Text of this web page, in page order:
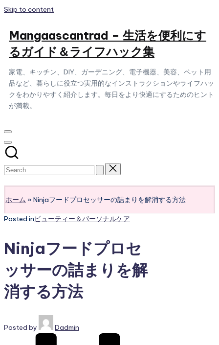
Skip to content
Mangaascantrad – 生活を便利にす
るガイド＆ライフハック集
家電、キッチン、DIY、ガーデニング、電子機器、美容、ペット用
品など、暮らしに役立つ実用的なインストラクションやライフハッ
クをわかりやすく紹介します。毎日をより快適にするためのヒント
が満載。
ホーム » Ninjaフードプロセッサーの詰まりを解消する方法
Posted inビューティー＆パーソナルケア
Ninjaフードプロセ
ッサーの詰まりを解
消する方法
Posted by Dadmin